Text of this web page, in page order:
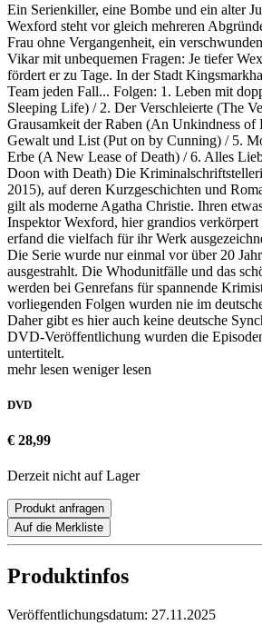
Ein Serienkiller, eine Bombe und ein alter
Wexford steht vor gleich mehreren
Frau ohne Vergangenheit, ein
Vikar mit unbequemen Fragen: Je tiefer
fördert er zu Tage. In der Stadt
Team jeden Fall... Folgen: 1. Leben mit
Sleeping Life) / 2. Der Verschleierte (The
Grausamkeit der Raben (An Unkindness of
Gewalt und List (Put on by Cunning) / 5.
Erbe (A New Lease of Death) / 6. Alles
Doon with Death) Die
2015), auf deren Kurzgeschichten und
gilt als moderne Agatha Christie. Ihren
Inspektor Wexford, hier grandios
erfand die vielfach für ihr Werk
Die Serie wurde nur einmal vor über 20
ausgestrahlt. Die Whodunitfälle und das
werden bei Genrefans für spannende
vorliegenden Folgen wurden nie im
Daher gibt es hier auch keine deutsche
DVD-Veröffentlichung wurden die
untertitelt.
mehr lesen weniger lesen
DVD
€ 28,99
Derzeit nicht auf Lager
Produkt anfragen
Auf die Merkliste
Produktinfos
Veröffentlichungsdatum: 27.11.2025